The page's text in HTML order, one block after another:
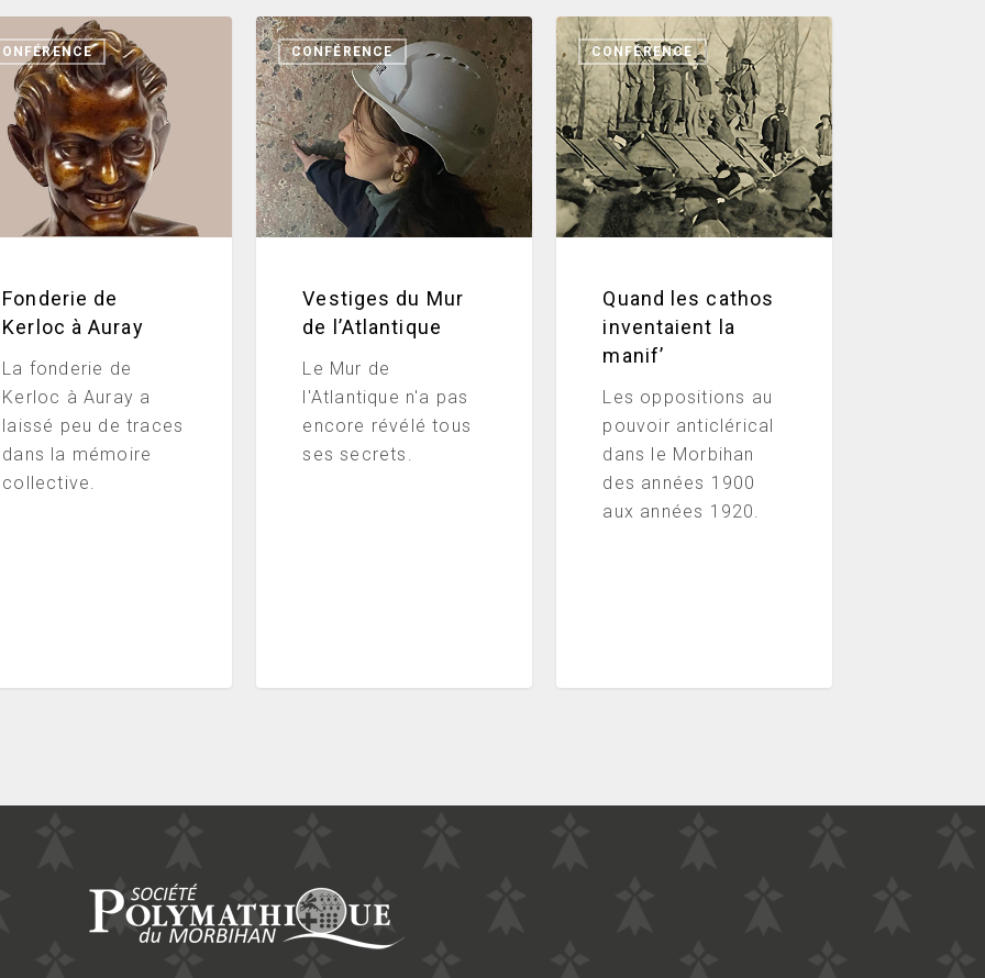
Fonderie de
Kerloc à Auray
La fonderie de
Kerloc à Auray a
laissé peu de traces
dans la mémoire
collective.
CONFÉRENCE
Vestiges
du
Mur
de l’Atlantique
Vestiges du Mur
de l’Atlantique
Le Mur de
l'Atlantique n'a pas
encore révélé tous
ses secrets.
CONFÉRENCE
Quand
les
cathos
inventaient
la
manif’
Quand les cathos
inventaient la
manif’
Les oppositions au
pouvoir anticlérical
dans le Morbihan
des années 1900
aux années 1920.